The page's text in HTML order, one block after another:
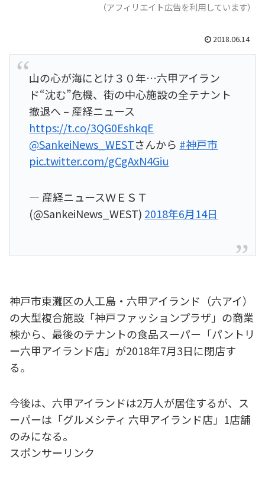
（アフィリエイト広告を利用しています）
2018.06.14
山の心が海にとけ３０年…六甲アイラン
ド“沈む”危機、街の中心施設の全テナント
撤退へ – 産経ニュース
https://t.co/3QG0EshkqE
@SankeiNews_WESTさんから #神戸市
pic.twitter.com/gCgAxN4Giu
— 産経ニュースＷＥＳＴ
(@SankeiNews_WEST) 2018年6月14日
神戸市東灘区の人工島・六甲アイランド（六アイ）
の大型複合施設「神戸ファッションプラザ」の商業
棟から、最後のテナントの食品スーパー「パントリ
ー六甲アイランド店」が2018年7月3日に閉店す
る。
今後は、六甲アイランドは2万人が居住するが、ス
ーパーは「グルメシティ 六甲アイランド店」1店舗
のみになる。
スポンサーリンク